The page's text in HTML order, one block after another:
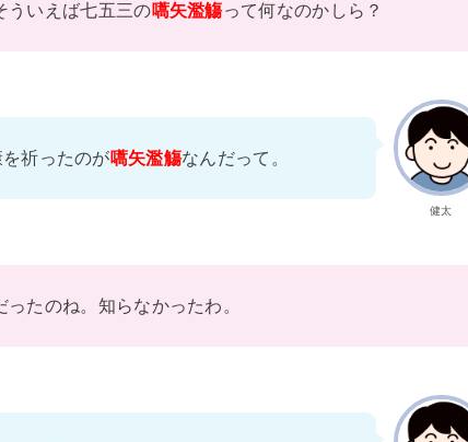
ういえば七五三の嚆矢濫觴って何なのかしら？
健太
祈ったのが嚆矢濫觴なんだって。
たのね。知らなかったわ。